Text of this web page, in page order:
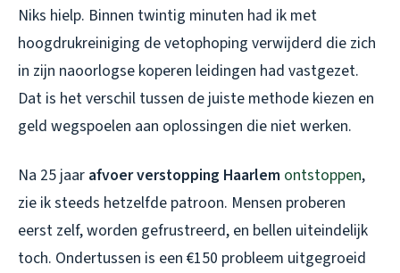
Niks hielp. Binnen twintig minuten had ik met
hoogdrukreiniging de vetophoping verwijderd die zich
in zijn naoorlogse koperen leidingen had vastgezet.
Dat is het verschil tussen de juiste methode kiezen en
geld wegspoelen aan oplossingen die niet werken.
Na 25 jaar afvoer verstopping Haarlem ontstoppen,
zie ik steeds hetzelfde patroon. Mensen proberen
eerst zelf, worden gefrustreerd, en bellen uiteindelijk
toch. Ondertussen is een €150 probleem uitgegroeid